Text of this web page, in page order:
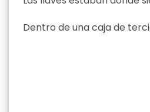
Dentro de una caja de